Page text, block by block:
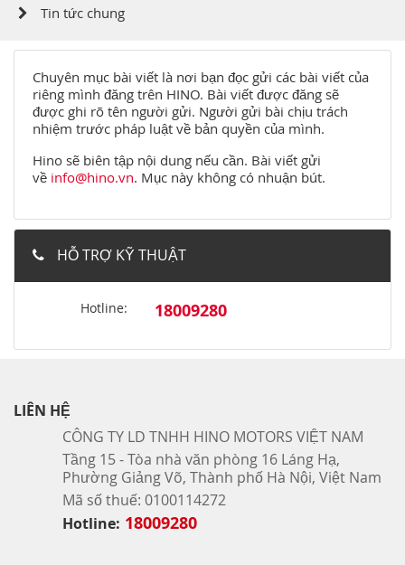
Tin tức chung
Chuyên mục bài viết là nơi bạn đọc gửi các bài viết của
riêng mình đăng trên HINO. Bài viết được đăng sẽ
được ghi rõ tên người gửi. Người gửi bài chịu trách
nhiệm trước pháp luật về bản quyền của mình.
Hino sẽ biên tập nội dung nếu cần. Bài viết gửi
về info@hino.vn. Mục này không có nhuận bút.
HỖ TRỢ KỸ THUẬT
Hotline: 18009280
LIÊN HỆ
CÔNG TY LD TNHH HINO MOTORS VIỆT NAM
Tầng 15 - Tòa nhà văn phòng 16 Láng Hạ,
Phường Giảng Võ, Thành phố Hà Nội, Việt Nam
Mã số thuế: 0100114272
Hotline: 18009280